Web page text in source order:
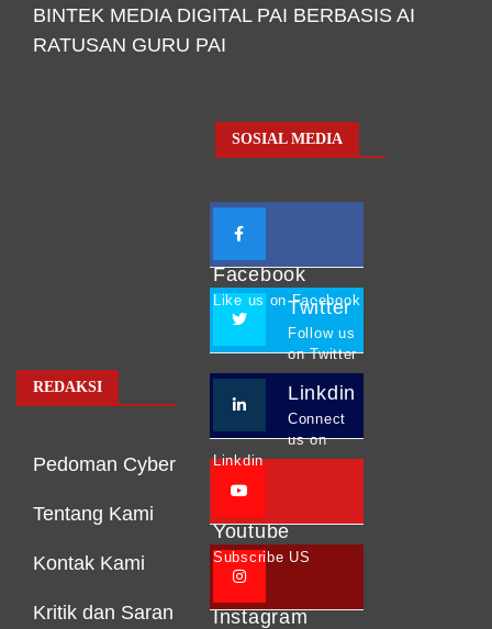
BINTEK MEDIA DIGITAL PAI BERBASIS AI
RATUSAN GURU PAI
REDAKSI
Pedoman Cyber
Tentang Kami
Kontak Kami
Kritik dan Saran
SOSIAL MEDIA
Facebook
Like us on Facebook
Twitter
Follow us
on Twitter
Linkdin
Connect
us on
Linkdin
Youtube
Subscribe US
Instagram